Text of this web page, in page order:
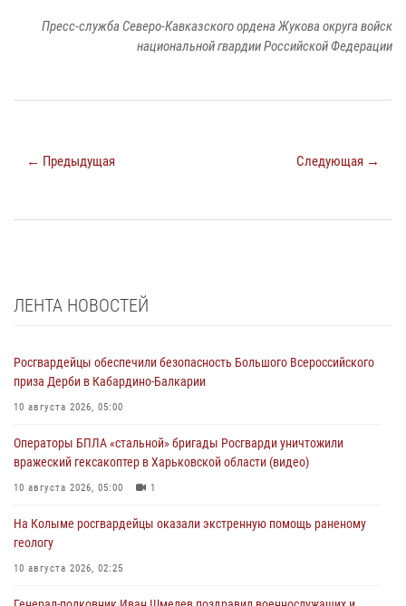
Пресс-служба Северо-Кавказского ордена Жукова округа войск
национальной гвардии Российской Федерации
← Предыдущая Следующая →
ЛЕНТА НОВОСТЕЙ
Росгвардейцы обеспечили безопасность Большого Всероссийского
приза Дерби в Кабардино-Балкарии
10 августа 2026, 05:00
Операторы БПЛА «стальной» бригады Росгварди уничтожили
вражеский гексакоптер в Харьковской области (видео)
10 августа 2026, 05:00 1
На Колыме росгвардейцы оказали экстренную помощь раненому
геологу
10 августа 2026, 02:25